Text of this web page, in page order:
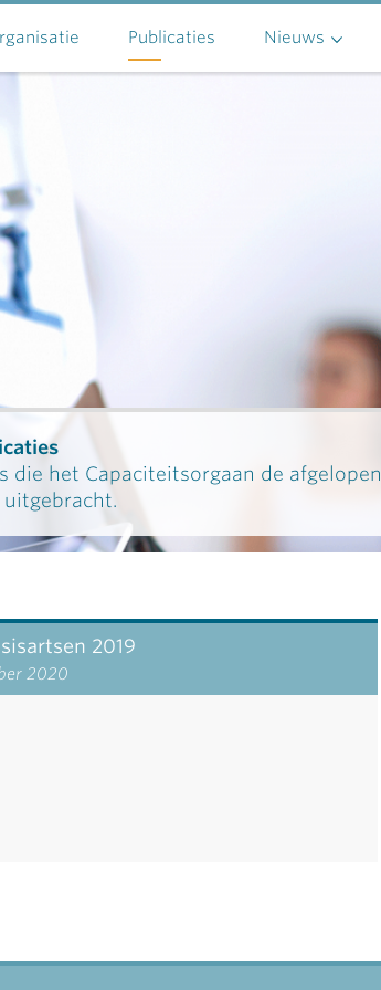
Publicaties Nieuws
het Capaciteitsorgaan de afgelopen
2019
2020